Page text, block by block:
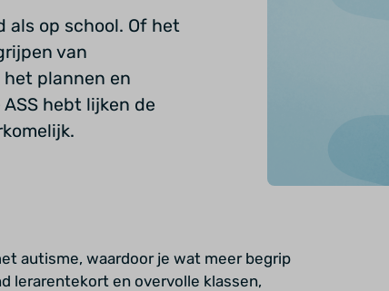
als op school. Of het
van
plannen en
hebt lijken de
autisme, waardoor je wat meer begrip
lerarentekort en overvolle klassen,